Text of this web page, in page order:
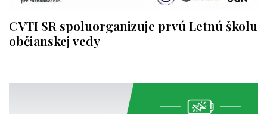
CVTI SR spoluorganizuje prvú Letnú školu
občianskej vedy